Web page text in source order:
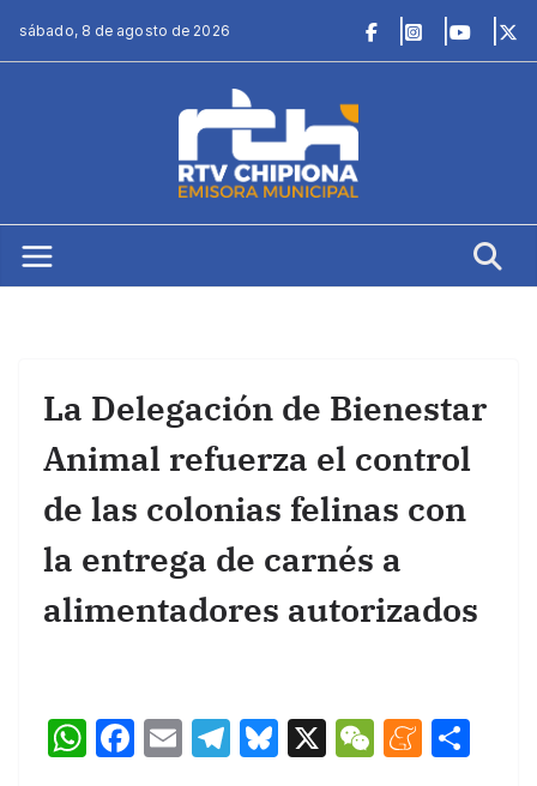
sábado, 8 de agosto de 2026
La Delegación de Bienestar
Animal refuerza el control
de las colonias felinas con
la entrega de carnés a
alimentadores autorizados
W F
E
T
Bl X
W M